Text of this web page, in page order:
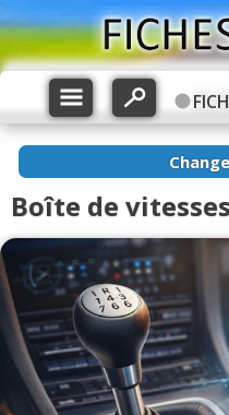
Boîte de vitesses